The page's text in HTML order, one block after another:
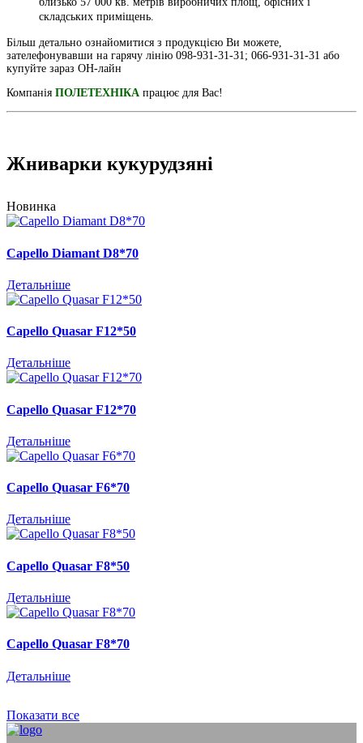
складських приміщень.
Більш детально ознайомитися з продукцією Ви можете,
зателефонувавши на гарячу лінію 098-931-31-31; 066-931-31-31 або
купуйте зараз ОН-лайн
Компанія ПОЛЕТЕХНІКА працює для Вас!
Жниварки кукурудзяні
Новинка
Capello Diamant D8*70
Детальніше
Capello Quasar F12*50
Детальніше
Capello Quasar F12*70
Детальніше
Capello Quasar F6*70
Детальніше
Capello Quasar F8*50
Детальніше
Capello Quasar F8*70
Детальніше
Показати все